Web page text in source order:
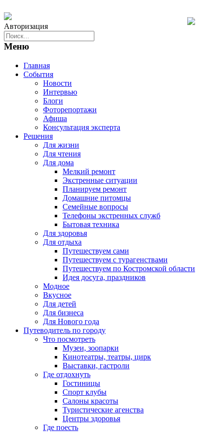
Авторизация
Меню
Главная
События
Новости
Интервью
Блоги
Фоторепортажи
Афиша
Консультация эксперта
Решения
Для жизни
Для чтения
Для дома
Мелкий ремонт
Экстренные ситуации
Планируем ремонт
Домашние питомцы
Семейные вопросы
Телефоны экстренных служб
Бытовая техника
Для здоровья
Для отдыха
Путешествуем сами
Путешествуем с турагенствами
Путешествуем по Костромской области
Идея досуга, праздников
Модное
Вкусное
Для детей
Для бизнеса
Для Нового года
Путеводитель по городу
Что посмотреть
Музеи, зоопарки
Кинотеатры, театры, цирк
Выставки, гастроли
Где отдохнуть
Гостиницы
Спорт клубы
Салоны красоты
Туристические агенства
Центры здоровья
Где поесть